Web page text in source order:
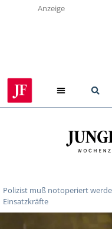
Anzeige
Polizist muß notoperiert
Einsatzkräfte